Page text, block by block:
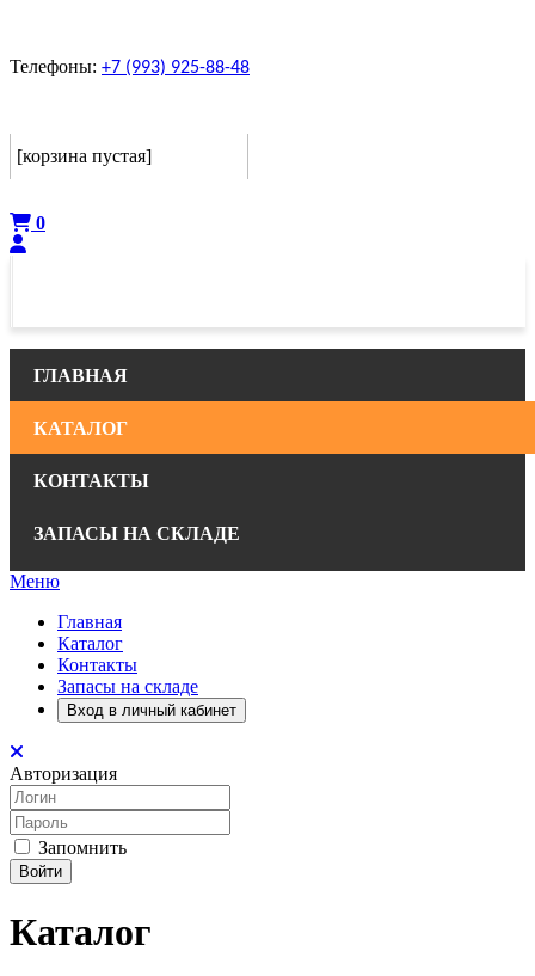
Телефоны: +7 (993) 925-88-48
[корзина пустая]
0
ГЛАВНАЯ
КАТАЛОГ
КОНТАКТЫ
ЗАПАСЫ НА СКЛАДЕ
Меню
Главная
Каталог
Контакты
Запасы на складе
Вход в личный кабинет
Авторизация
Запомнить
Войти
Каталог